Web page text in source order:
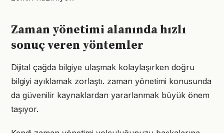
Zaman yönetimi alanında hızlı
sonuç veren yöntemler
Dijital çağda bilgiye ulaşmak kolaylaşırken doğru
bilgiyi ayıklamak zorlaştı. zaman yönetimi konusunda
da güvenilir kaynaklardan yararlanmak büyük önem
taşıyor.